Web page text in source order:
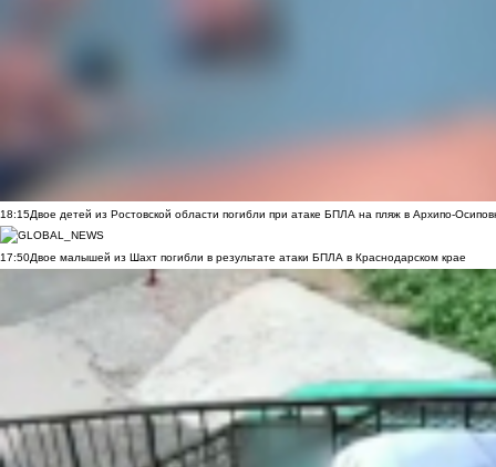
18:15Двое детей из Ростовской области погибли при атаке БПЛА на пляж в Архипо-
17:50Двое малышей из Шахт погибли в результате атаки БПЛА в Краснодарском крае